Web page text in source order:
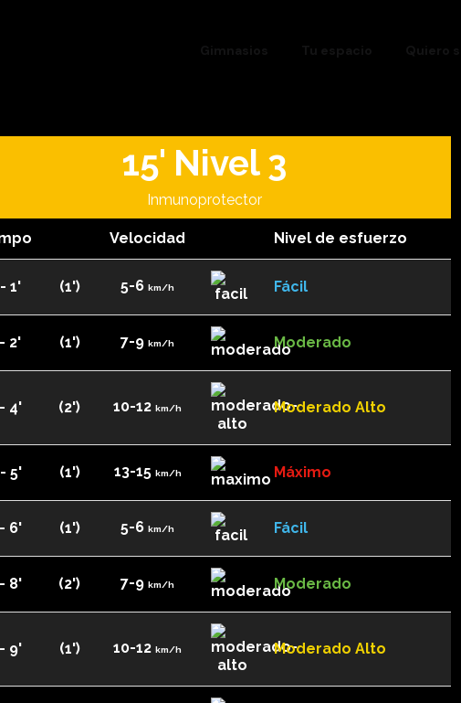
15' Nivel 3
Inmunoprotector
Velocidad Nivel de esfuerzo
1' (1') 5-6km/h Fácil
2' (1') 7-9km/h Moderado
4' (2') 10-12km/h Moderado Alto
5' (1') 13-15 km/h Máximo
6' (1') 5-6km/h Fácil
8' (2') 7-9km/h Moderado
9' (1') 10-12km/h Moderado Alto